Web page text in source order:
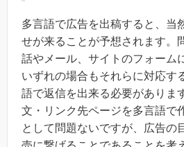
多言語で広告を出稿すると、当
せが来ることが予想されます。
話やメール、サイトのフォーム
いずれの場合もそれらに対応す
語で返信を出来る必要がありま
文・リンク先ページを多言語で
として問題ないですが、広告の